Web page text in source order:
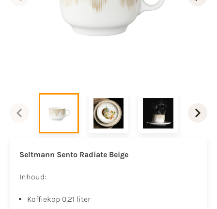
Seltmann Sento Radiate Beige
Inhoud:
​​Koffiekop 0,21 liter